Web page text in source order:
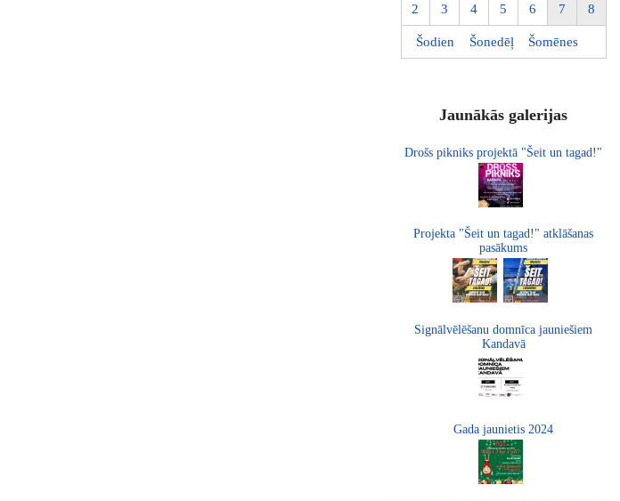
2 3 4 5 6 7 8
Šodien Šonedēļ Šomēnes
Jaunākās galerijas
Drošs pikniks projektā "Šeit un tagad!"
Projekta "Šeit un tagad!" atklāšanas
pasākums
Signālvēlēšanu domnīca jauniešiem
Kandavā
Gada jaunietis 2024